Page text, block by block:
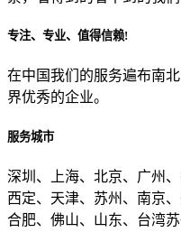
专注、专业、值得信赖!
在中国我们的服务遍布南
界优秀的企业。
服务城市
深圳、上海、北京、广州
西定、天津、苏州、南京
合肥、佛山、山东、台湾